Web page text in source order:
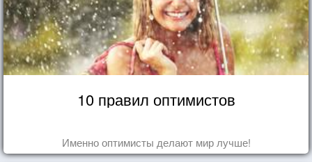
10 правил оптимистов
Именно оптимисты делают мир лучше!